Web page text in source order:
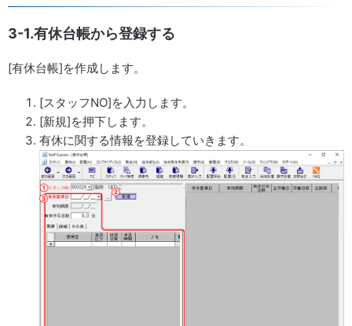
3-1.有休台帳から登録する
[有休台帳]を作成します。
[スタッフNO]を入力します。
[新規]を押下します。
有休に関する情報を登録していきます。